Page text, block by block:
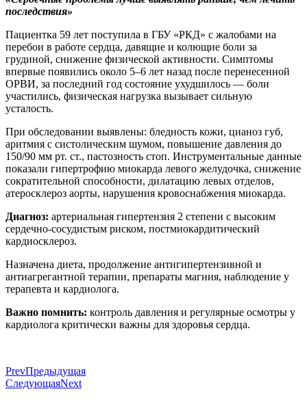
последствия»
Пациентка 59 лет поступила в ГБУ «РКД» с жалобами на
перебои в работе сердца, давящие и колющие боли за
грудиной, снижение физической активности. Симптомы
впервые появились около 5–6 лет назад после перенесенной
ОРВИ, за последний год состояние ухудшилось — боли
участились, физическая нагрузка вызывает сильную
усталость.
При обследовании выявлены: бледность кожи, цианоз губ,
аритмия с систолическим шумом, повышение давления до
150/90 мм рт. ст., пастозность стоп. Инструментальные данные
показали гипертрофию миокарда левого желудочка, снижение
сократительной способности, дилатацию левых отделов,
атеросклероз аорты, нарушения кровоснабжения миокарда.
Диагноз: артериальная гипертензия 2 степени с высоким
сердечно-сосудистым риском, постмиокардитический
кардиосклероз.
Назначена диета, продолжение антигипертензивной и
антиагрегантной терапии, препараты магния, наблюдение у
терапевта и кардиолога.
Важно помнить: контроль давления и регулярные осмотры у
кардиолога критически важны для здоровья сердца.
PrevПредыдущая
СледующаяNext